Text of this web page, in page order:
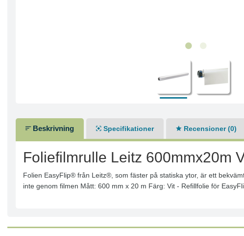
Beskrivning Specifikationer Recensioner (0)
Foliefilmrulle Leitz 600mmx20m
Folien EasyFlip® från Leitz®, som fäster på statiska ytor, är ett
inte genom filmen Mått: 600 mm x 20 m Färg: Vit - Refillfolie för